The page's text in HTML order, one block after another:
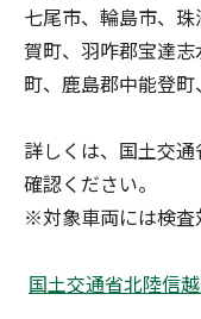
七尾市、輪島市、
賀町、羽咋郡宝達
町、鹿島郡中能登
詳しくは、国土交
確認ください。
※対象車両には検査
国土交通省北陸信